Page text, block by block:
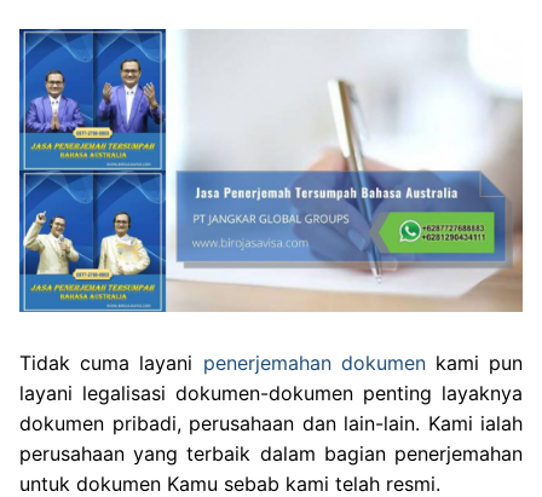
Tidak cuma layani penerjemahan dokumenkami pun
layani legalisasi dokumen-dokumen penting layaknya
dokumen pribadi, perusahaan dan lain-lain. Kami ialah
perusahaan yang terbaik dalam bagian penerjemahan
untuk dokumen Kamu sebab kami telah resmi.